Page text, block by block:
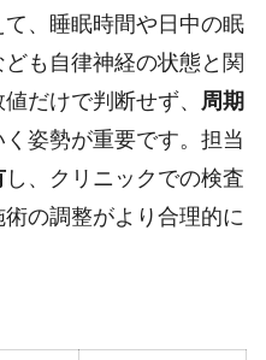
、睡眠時間や日中の眠
も自律神経の状態と関
だけで判断せず、 周期
く姿勢が重要です。担当
し、クリニックでの検査
の調整がより合理的に